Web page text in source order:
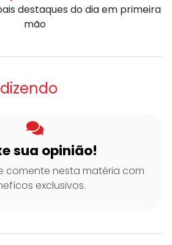
destaques do dia em primeira
mão
sua opinião!
comente nesta matéria com
exclusivos.